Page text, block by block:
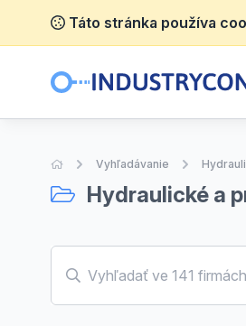
Táto stránka používa
Úvodná stránka
Vyhľadávanie
Hydraulické a